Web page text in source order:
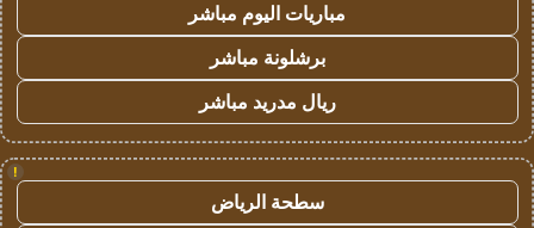
مباريات اليوم مباشر
برشلونة مباشر
ريال مدريد مباشر
!
سطحة الرياض